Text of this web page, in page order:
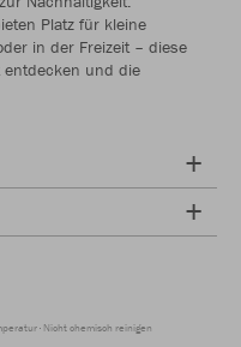
Platz für kleine
in der Freizeit – diese
entdecken und die
Nicht chemisch reinigen